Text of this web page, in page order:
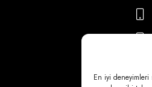
En iyi deneyimleri